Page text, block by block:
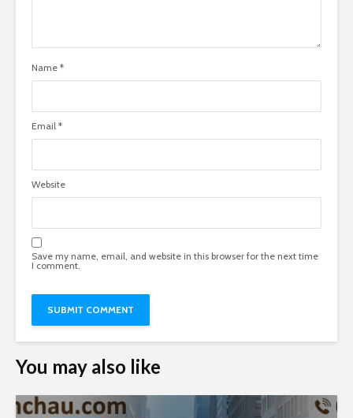
Name *
Email *
Website
Save my name, email, and website in this browser for the next time
I comment.
You may also like